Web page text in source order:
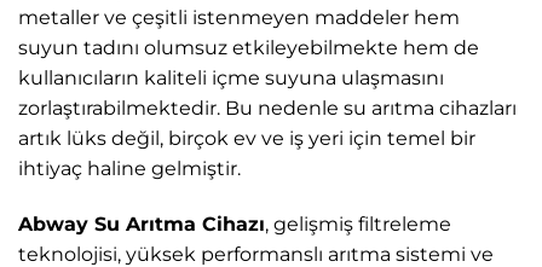
metaller ve çeşitli istenmeyen maddeler hem
suyun tadını olumsuz etkileyebilmekte hem de
kullanıcıların kaliteli içme suyuna ulaşmasını
zorlaştırabilmektedir. Bu nedenle su arıtma cihazları
artık lüks değil, birçok ev ve iş yeri için temel bir
ihtiyaç haline gelmiştir.
Abway Su Arıtma Cihazı, gelişmiş filtreleme
teknolojisi, yüksek performanslı arıtma sistemi ve